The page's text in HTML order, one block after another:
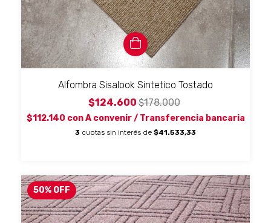
Alfombra Sisalook Sintetico Tostado
$124.600$178.000
$112.140 con A convenir / Transferencia bancaria
3 cuotas sin interés de $41.533,33
50% OFF